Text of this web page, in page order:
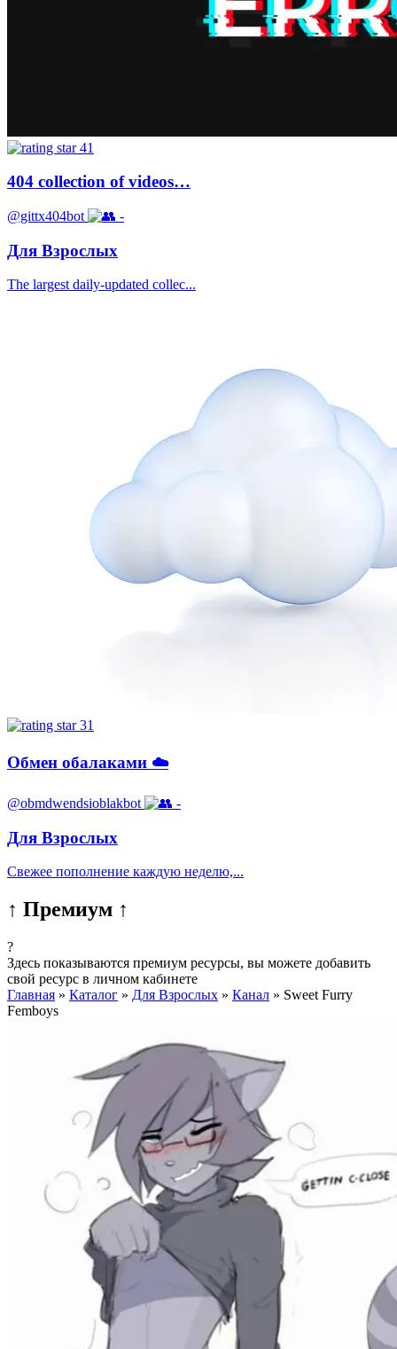
41
404 collection of videos…
@gittx404bot -
Для Взрослых
The largest daily-updated collec...
31
Обмен обалаками ☁️
@obmdwendsioblakbot -
Для Взрослых
Свежее пополнение каждую неделю,...
↑ Премиум ↑
?
Здесь показываются премиум ресурсы, вы можете добавить
свой ресурс в личном кабинете
Главная » Каталог » Для Взрослых » Канал » Sweet Furry
Femboys